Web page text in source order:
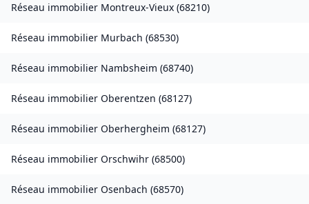
Réseau immobilier Montreux-Vieux (68210)
Réseau immobilier Murbach (68530)
Réseau immobilier Nambsheim (68740)
Réseau immobilier Oberentzen (68127)
Réseau immobilier Oberhergheim (68127)
Réseau immobilier Orschwihr (68500)
Réseau immobilier Osenbach (68570)